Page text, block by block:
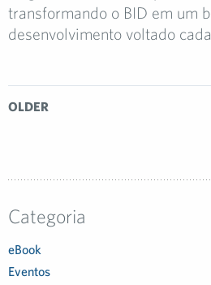
transformando o BID em um
desenvolvimento voltado
OLDER
Categoria
eBook
Eventos